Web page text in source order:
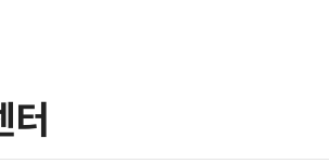
터